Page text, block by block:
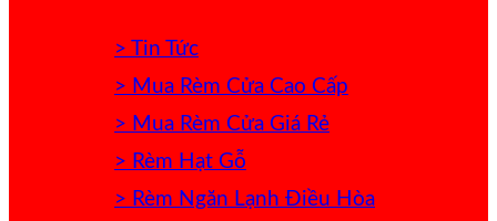
> Tin Tức
> Mua Rèm Cửa Cao Cấp
> Mua Rèm Cửa Giá Rẻ
> Rèm Hạt Gỗ
> Rèm Ngăn Lạnh Điều Hòa